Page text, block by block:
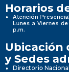
Horarios
Atención
Lunes a Viernes
p.m.
Ubicación
y Sedes
Directorio Nacional